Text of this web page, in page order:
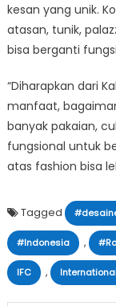
kesan yang unik.
atasan, tunik,
bisa berganti
“Diharapkan dari
manfaat,
banyak pakaian,
fungsional untuk
atas fashion bisa
Tagged
#Indonesia ,
IFC ,